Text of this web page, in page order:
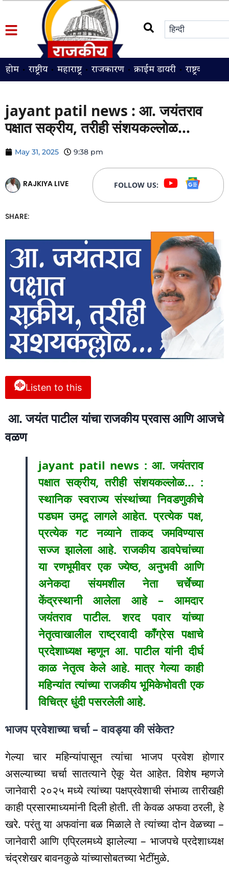
होम राष्ट्रीय महाराष्ट्र राजकारण क्राईम डायरी राष्ट्रवादी
jayant patil news : आ. जयंतराव
पक्षात सक्रीय, तरीही संशयकल्लोळ…
May 31, 2025 9:38 pm
RAJKIYA LIVE FOLLOW US:
SHARE:
Listen to this
आ. जयंत पाटील यांचा राजकीय प्रवास आणि आजचे
वळण
jayant patil news : आ. जयंतराव
पक्षात सक्रीय, तरीही संशयकल्लोळ… :
स्थानिक स्वराज्य संस्थांच्या निवडणुकीचे
पडघम उमटू लागले आहेत. प्रत्येक पक्ष,
प्रत्येक गट नव्याने ताकद जमविण्यास
सज्ज झालेला आहे. राजकीय डावपेचांच्या
या रणभूमीवर एक ज्येष्ठ, अनुभवी आणि
अनेकदा संयमशील नेता चर्चेच्या
केंद्रस्थानी आलेला आहे – आमदार
जयंतराव पाटील. शरद पवार यांच्या
नेतृत्वाखालील राष्ट्रवादी काँग्रेस पक्षाचे
प्रदेशाध्यक्ष म्हणून आ. पाटील यांनी दीर्घ
काळ नेतृत्व केले आहे. मात्र गेल्या काही
महिन्यांत त्यांच्या राजकीय भूमिकेभोवती एक
विचित्र धुंदी पसरलेली आहे.
भाजप प्रवेशाच्या चर्चा – वावड्या की संकेत?
गेल्या चार महिन्यांपासून त्यांचा भाजप प्रवेश होणार
असल्याच्या चर्चा सातत्याने ऐकू येत आहेत. विशेष म्हणजे
जानेवारी २०२५ मध्ये त्यांच्या पक्षप्रवेशाची संभाव्य तारीखही
काही प्रसारमाध्यमांनी दिली होती. ती केवळ अफवा ठरली, हे
खरे. परंतु या अफवांना बळ मिळाले ते त्यांच्या दोन वेळच्या –
जानेवारी आणि एप्रिलमध्ये झालेल्या – भाजपचे प्रदेशाध्यक्ष
चंद्रशेखर बावनकुळे यांच्यासोबतच्या भेटींमुळे.